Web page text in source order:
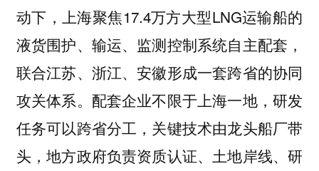
动下，上海聚焦17.4万方大型LNG运输船的
液货围护、输运、监测控制系统自主配套，
联合江苏、浙江、安徽形成一套跨省的协同
攻关体系。配套企业不限于上海一地，研发
任务可以跨省分工，关键技术由龙头船厂带
头，地方政府负责资质认证、土地岸线、研